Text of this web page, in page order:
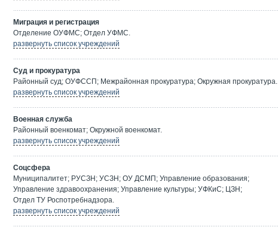
Миграция и регистрация
Отделение ОУФМС; Отдел УФМС.
развернуть список учреждений
Суд и прокуратура
Районный суд; ОУФССП; Межрайонная прокуратура; Окружная прокуратура.
развернуть список учреждений
Военная служба
Районный военкомат; Окружной военкомат.
развернуть список учреждений
Соцсфера
Муниципалитет; РУСЗН; УСЗН; ОУ ДСМП; Управление образования;
Управление здравоохранения; Управление культуры; УФКиС; ЦЗН;
Отдел ТУ Роспотребнадзора.
развернуть список учреждений